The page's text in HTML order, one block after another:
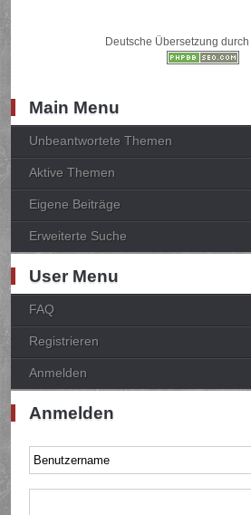
Deutsche Übersetzung durch
Main Menu
Unbeantwortete Themen
Aktive Themen
Eigene Beiträge
Erweiterte Suche
User Menu
FAQ
Registrieren
Anmelden
Anmelden